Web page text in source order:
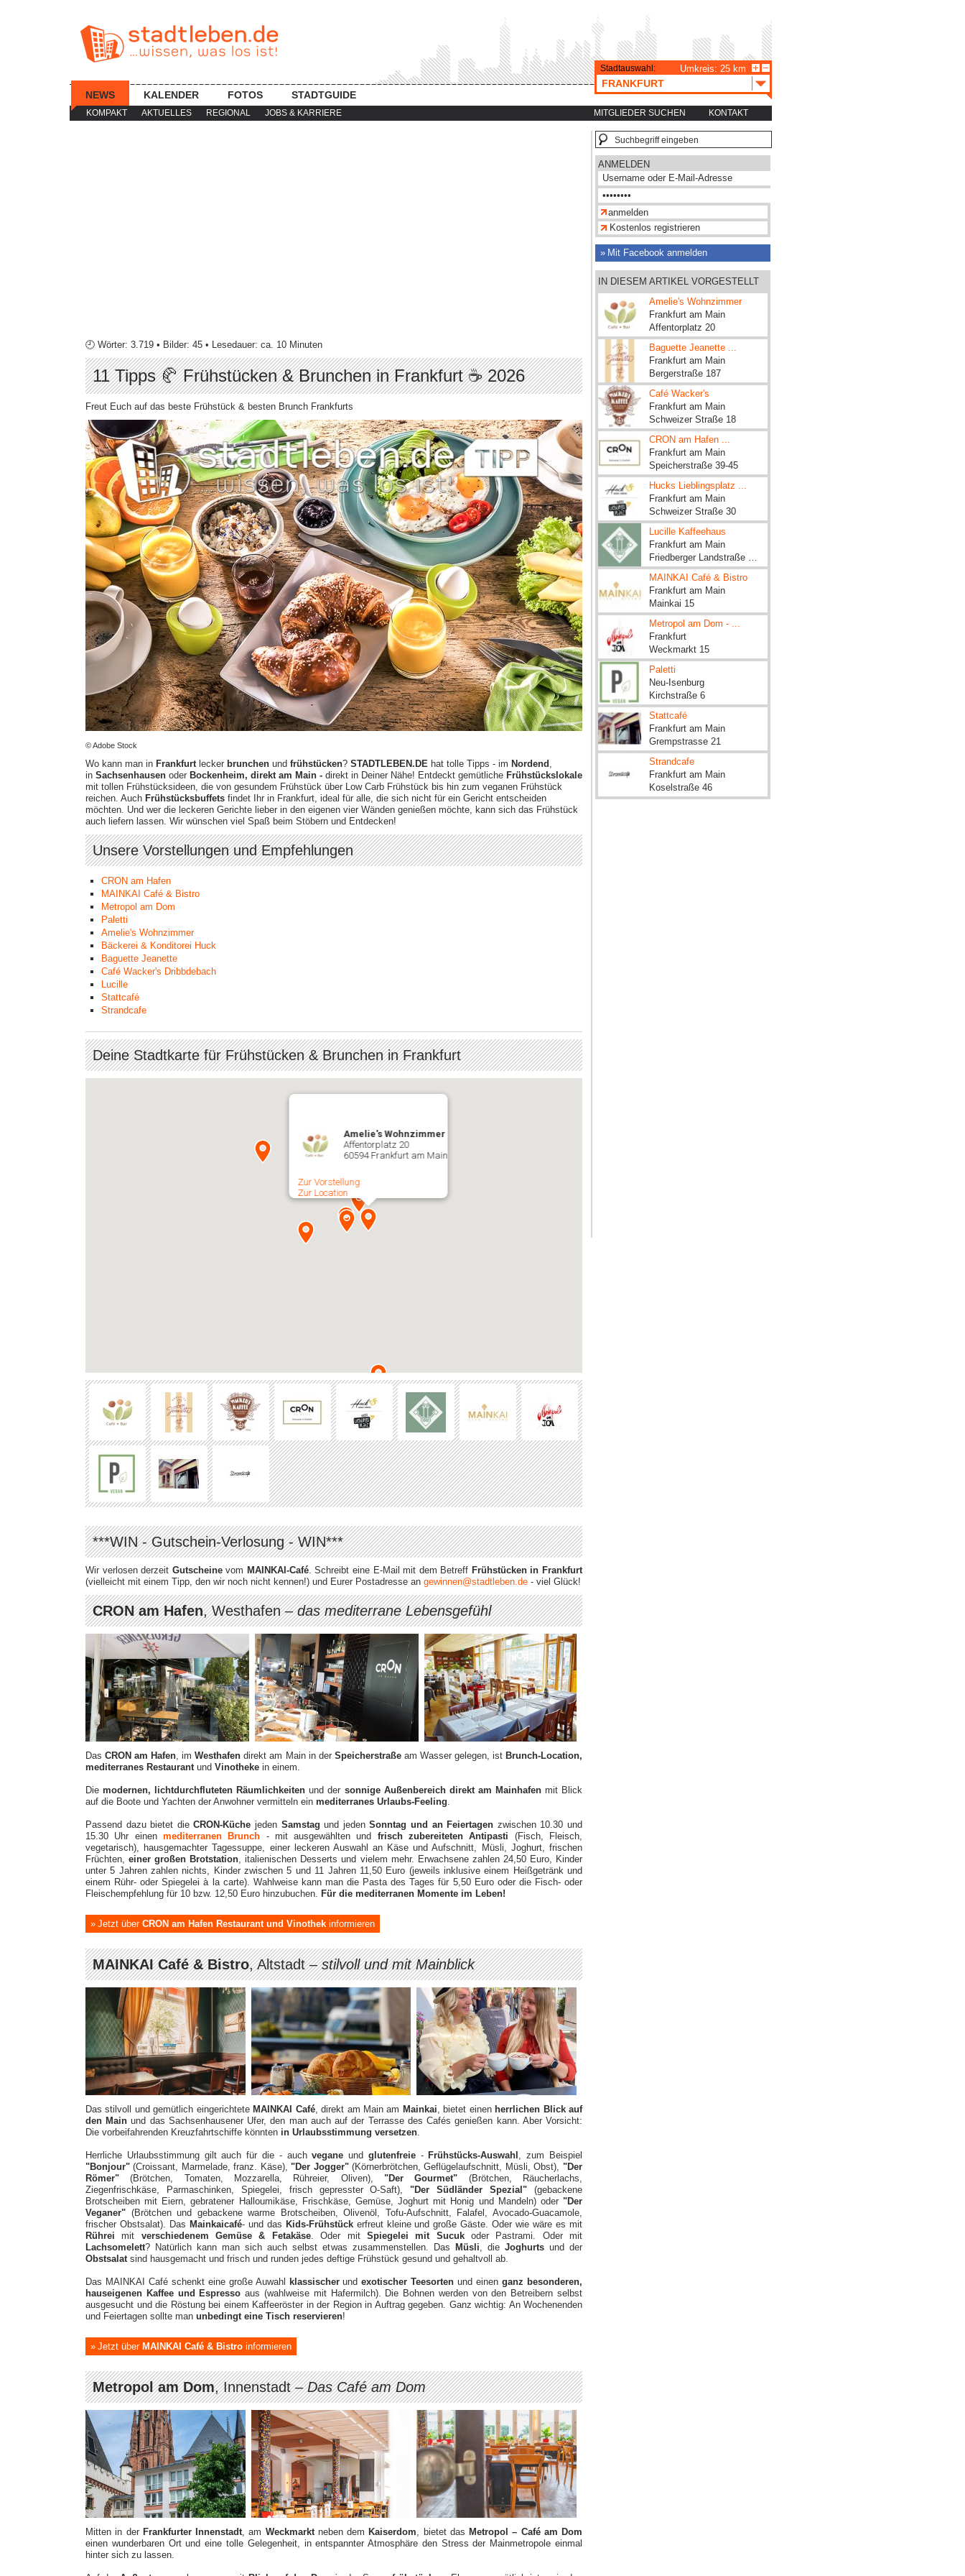
KOMPAKT AKTUELLES REGIONAL JOBS & KARRIERE MITGLIEDER SUCHEN KONTAKT
NEWS KALENDER FOTOS STADTGUIDE
Stadtauswahl: Umkreis: 25 km
FRANKFURT
🕘 Wörter: 3.719 • Bilder: 45 • Lesedauer: ca. 10 Minuten
11 Tipps 🥐 Frühstücken & Brunchen in Frankfurt ☕ 2026
Freut Euch auf das beste Frühstück & besten Brunch Frankfurts
© Adobe Stock
Wo kann man in Frankfurt lecker brunchen und frühstücken? STADTLEBEN.DE hat tolle Tipps - im Nordend ,
in Sachsenhausen oder Bockenheim, direkt am Main - direkt in Deiner Nähe! Entdeckt gemütliche Frühstückslokale
mit tollen Frühstücksideen, die von gesundem Frühstück über Low Carb Frühstück bis hin zum veganen Frühstück
reichen. Auch Frühstücksbuffets findet Ihr in Frankfurt, ideal für alle, die sich nicht für ein Gericht entscheiden
möchten. Und wer die leckeren Gerichte lieber in den eigenen vier Wänden genießen möchte, kann sich das Frühstück
auch liefern lassen. Wir wünschen viel Spaß beim Stöbern und Entdecken!
Unsere Vorstellungen und Empfehlungen
CRON am Hafen
MAINKAI Café & Bistro
Metropol am Dom
Paletti
Amelie's Wohnzimmer
Bäckerei & Konditorei Huck
Baguette Jeanette
Café Wacker's Dribbdebach
Lucille
Stattcafé
Strandcafe
Deine Stadtkarte für Frühstücken & Brunchen in Frankfurt
Amelie's Wohnzimmer
Affentorplatz 20
60594 Frankfurt am Main
Zur Vorstellung
Zur Location
***WIN - Gutschein-Verlosung - WIN***
Wir verlosen derzeit Gutscheinevom MAINKAI-Café. Schreibt eine E-Mail mit dem Betreff Frühstücken in Frankfurt
(vielleicht mit einem Tipp, den wir noch nicht kennen!) und Eurer Postadresse an gewinnen@stadtleben.de - viel Glück!
CRON am Hafen, Westhafen –das mediterrane Lebensgefühl
DasCRON am Hafen, imWesthafen direkt am Main in der Speicherstraße am Wasser gelegen, ist Brunch-Location,
mediterranes Restaurant und Vinotheke in einem.
Diemodernen, lichtdurchfluteten Räumlichkeiten und der sonnige Außenbereich direkt am Mainhafenmit Blick
auf die Boote und Yachten der Anwohner vermitteln ein mediterranes Urlaubs-Feeling.
Passend dazu bietet dieCRON-Küche jeden Samstag und jedenSonntag und an Feiertagen zwischen 10.30 und
15.30 Uhr einen mediterranen Brunch - mit ausgewählten und frisch zubereiteten Antipasti (Fisch, Fleisch,
vegetarisch), hausgemachter Tagessuppe, einer leckeren Auswahl an Käse und Aufschnitt, Müsli, Joghurt, frischen
Früchten,einer großen Brotstation, italienischen Desserts und vielem mehr. Erwachsene zahlen 24,50 Euro, Kinder
unter 5 Jahren zahlen nichts, Kinder zwischen 5 und 11 Jahren 11,50 Euro (jeweils inklusive einem Heißgetränk und
einem Rühr- oder Spiegelei à la carte). Wahlweise kann man die Pasta des Tages für 5,50 Euro oder die Fisch- oder
Fleischempfehlung für 10 bzw. 12,50 Euro hinzubuchen. Für die mediterranen Momente im Leben!
Jetzt über CRON am Hafen Restaurant und Vinothek informieren
MAINKAI Café & Bistro, Altstadt –stilvoll und mit Mainblick
Das stilvoll und gemütlich eingerichtete MAINKAI Café, direkt am Main am Mainkai, bietet einen herrlichen Blick auf
den Main und das Sachsenhausener Ufer, den man auch auf der Terrasse des Cafés genießen kann. Aber Vorsicht:
Die vorbeifahrenden Kreuzfahrtschiffe könnten in Urlaubsstimmung versetzen.
Herrliche Urlaubsstimmung gilt auch für die - auchveganeund glutenfreie - Frühstücks-Auswahl , zum Beispiel
"Bonjour" (Croissant, Marmelade, franz. Käse), "Der Jogger"(Körnerbrötchen, Geflügelaufschnitt, Müsli, Obst), "Der
Römer" (Brötchen, Tomaten, Mozzarella, Rühreier, Oliven), "Der Gourmet" (Brötchen, Räucherlachs,
Ziegenfrischkäse, Parmaschinken, Spiegelei, frisch gepresster O-Saft),"Der Südländer Spezial" (gebackene
Brotscheiben mit Eiern, gebratener Halloumikäse, Frischkäse, Gemüse, Joghurt mit Honig und Mandeln) oder"Der
Veganer" (Brötchen und gebackene warme Brotscheiben, Olivenöl, Tofu-Aufschnitt, Falafel, Avocado-Guacamole,
frischer Obstsalat). Das Mainkaicafé- und das Kids-Frühstück erfreut kleine und große Gäste. Oder wie wäre es mit
Rühreimit verschiedenem Gemüse & Fetakäse. Oder mit Spiegelei mit Sucukoder Pastrami. Oder mit
Lachsomelett? Natürlich kann man sich auch selbst etwas zusammenstellen. Das Müsli, die Joghurtsund der
Obstsalatsind hausgemacht und frisch und runden jedes deftige Frühstück gesund und gehaltvoll ab.
Das MAINKAI Café schenkt eine große Auwahl klassischerundexotischer Teesortenund einen ganz besonderen,
hauseigenen Kaffee und Espresso aus (wahlweise mit Hafermilch). Die Bohnen werden von den Betreibern selbst
ausgesucht und die Röstung bei einem Kaffeeröster in der Region in Auftrag gegeben. Ganz wichtig: An Wochenenden
und Feiertagen sollte man unbedingt eine Tisch reservieren!
Jetzt über MAINKAI Café & Bistro informieren
Metropol am Dom, Innenstadt –Das Café am Dom
Mitten in der Frankfurter Innenstadt, am Weckmarkt neben dem Kaiserdom, bietet das Metropol – Café am Dom
einen wunderbaren Ort und eine tolle Gelegenheit, in entspannter Atmosphäre den Stress der Mainmetropole einmal
hinter sich zu lassen.
ANMELDEN
Kostenlos registrieren
Mit Facebook anmelden
IN DIESEM ARTIKEL VORGESTELLT
Amelie's Wohnzimmer
Frankfurt am Main
Affentorplatz 20
Baguette Jeanette ...
Frankfurt am Main
Bergerstraße 187
Café Wacker's
Frankfurt am Main
Schweizer Straße 18
CRON am Hafen ...
Frankfurt am Main
Speicherstraße 39-45
Hucks Lieblingsplatz ...
Frankfurt am Main
Schweizer Straße 30
Lucille Kaffeehaus
Frankfurt am Main
Friedberger Landstraße 100
MAINKAI Café & Bistro
Frankfurt am Main
Mainkai 15
Metropol am Dom - ...
Frankfurt
Weckmarkt 15
Paletti
Neu-Isenburg
​Kirchstraße 6
Stattcafé
Frankfurt am Main
Grempstrasse 21
Strandcafe
Frankfurt am Main
Koselstraße 46